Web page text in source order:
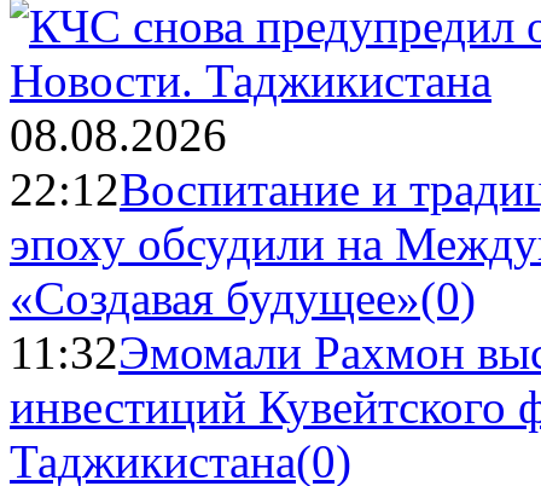
Новости. Таджикистана
08.08.2026
22:12Воспитание и
эпоху обсудили на
«Создавая будущее»(0)
11:32Эмомали Рахмон
инвестиций Кувейтского
Таджикистана(0)